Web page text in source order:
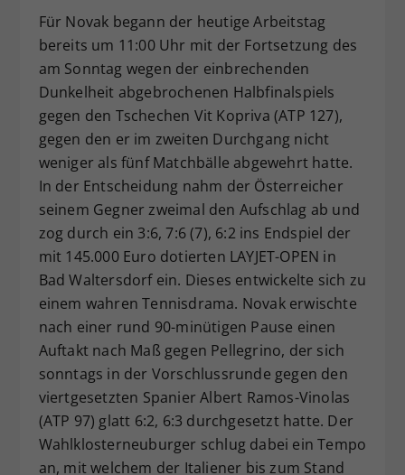
Für Novak begann der heutige Arbeitstag
bereits um 11:00 Uhr mit der Fortsetzung des
am Sonntag wegen der einbrechenden
Dunkelheit abgebrochenen Halbfinalspiels
gegen den Tschechen Vit Kopriva (ATP 127),
gegen den er im zweiten Durchgang nicht
weniger als fünf Matchbälle abgewehrt hatte.
In der Entscheidung nahm der Österreicher
seinem Gegner zweimal den Aufschlag ab und
zog durch ein 3:6, 7:6 (7), 6:2 ins Endspiel der
mit 145.000 Euro dotierten LAYJET-OPEN in
Bad Waltersdorf ein. Dieses entwickelte sich zu
einem wahren Tennisdrama. Novak erwischte
nach einer rund 90-minütigen Pause einen
Auftakt nach Maß gegen Pellegrino, der sich
sonntags in der Vorschlussrunde gegen den
viertgesetzten Spanier Albert Ramos-Vinolas
(ATP 97) glatt 6:2, 6:3 durchgesetzt hatte. Der
Wahlklosterneuburger schlug dabei ein Tempo
an, mit welchem der Italiener bis zum Stand